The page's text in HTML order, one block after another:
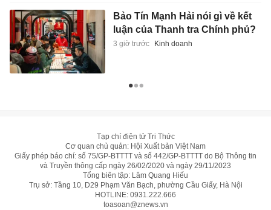
Bảo Tín Mạnh Hải nói gì về kết
luận của Thanh tra Chính phủ?
3 giờ trước Kinh doanh
Tạp chí điện tử Tri Thức
Cơ quan chủ quản: Hội Xuất bản Việt Nam
Giấy phép báo chí: số 75/GP-BTTTT và số 442/GP-BTTTT do Bộ Thông tin
và Truyền thông cấp ngày 26/02/2020 và ngày 29/11/2023
Tổng biên tập: Lâm Quang Hiếu
Trụ sở: Tầng 10, D29 Phạm Văn Bạch, phường Cầu Giấy, Hà Nội
HOTLINE: 0931.222.666
toasoan@znews.vn